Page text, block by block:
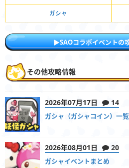
ガシャ
▶︎SAOコラボイベントの
その他攻略情報
2026年07月17日 14
ガシャ（ガシャコイン）一覧
2026年08月01日 20
ガシャイベントまとめ